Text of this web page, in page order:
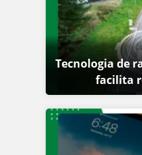
Tecnologia de
facilita